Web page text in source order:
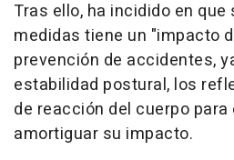
Tras ello, ha incidido en
medidas tiene un "impacto
prevención de accidentes,
estabilidad postural, los
de reacción del cuerpo
amortiguar su impacto.